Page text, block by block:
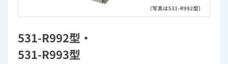
インターネットのお申込み
食器洗い乾燥機
取替用ガスコンセント
太陽光発電
ぴこぴこ・スマぴこ・けむぴこ
みるぴこ
FitDish
めちゃとクーポン
531-R992型・
531-R993型